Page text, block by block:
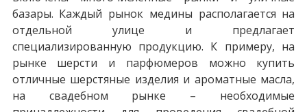
базары. Каждый рынок медины располагается на
отдельной улице и предлагает
специализированную продукцию. К примеру, на
рынке шерсти и парфюмеров можно купить
отличные шерстяные изделия и ароматные масла,
на свадебном рынке – необходимые